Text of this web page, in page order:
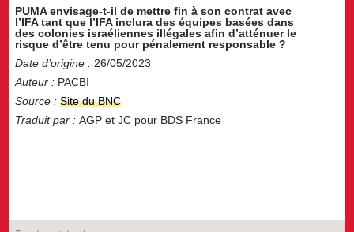
PUMA envisage-t-il de mettre fin à son contrat avec
l’IFA tant que l’IFA inclura des équipes basées dans
des colonies israéliennes illégales afin d’atténuer le
risque d’être tenu pour pénalement responsable ?
Date d’origine : 26/05/2023
Auteur : PACBI
Source :Site du BNC
Traduit par :AGP et JC pour BDS France